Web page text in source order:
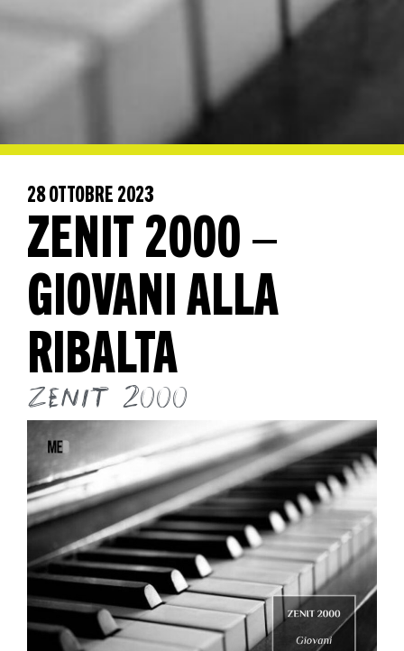
28 OTTOBRE 2023
ZENIT 2000 –
GIOVANI ALLA
RIBALTA
Zenit 2000